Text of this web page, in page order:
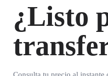
¿Listo